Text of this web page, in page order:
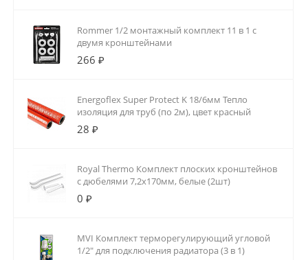
Rommer 1/2 монтажный комплект 11 в 1 с
двумя кронштейнами
266 ₽
Energoflex Super Protect K 18/6мм Тепло
изоляция для труб (по 2м), цвет красный
28 ₽
Royal Thermo Комплект плоских кронштейнов
с дюбелями 7,2х170мм, белые (2шт)
0 ₽
MVI Комплект терморегулирующий угловой
1/2" для подключения радиатора (3 в 1)